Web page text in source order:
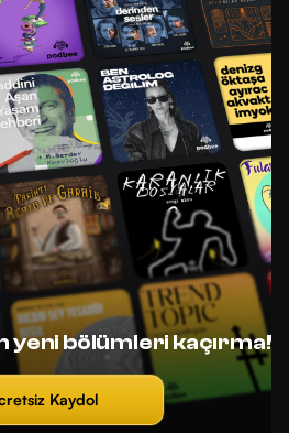
yeni bölümleri kaçırma!
Kaydol